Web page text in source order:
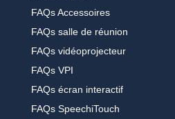
FAQs Accessoires
FAQs salle de réunion
FAQs vidéoprojecteur
FAQs VPI
FAQs écran interactif
FAQs SpeechiTouch